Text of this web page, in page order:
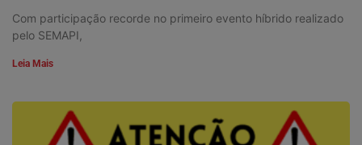
Com participação recorde no primeiro evento híbrido realizado
pelo SEMAPI,
Leia Mais